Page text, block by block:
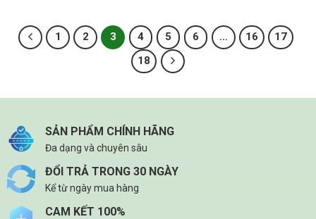
1 2 3 4 5 6 … 16
17
18
SẢN PHẨM CHÍNH HÃNG
Đa dạng và chuyên sâu
ĐỔI TRẢ TRONG 30 NGÀY
Kể từ ngày mua hàng
CAM KẾT 100%